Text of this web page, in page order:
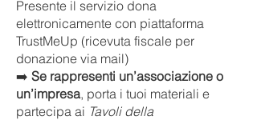
Presente il servizio dona
elettronicamente con piattaforma
TrustMeUp (ricevuta fiscale per
donazione via mail)
➡️ Se rappresenti un’associazione o
un’impresa, porta i tuoi materiali e
partecipa ai Tavoli della